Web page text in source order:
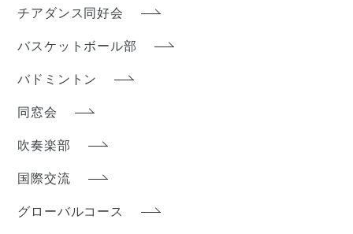
チアダンス同好会
バスケットボール部
バドミントン
同窓会
吹奏楽部
国際交流
グローバルコース